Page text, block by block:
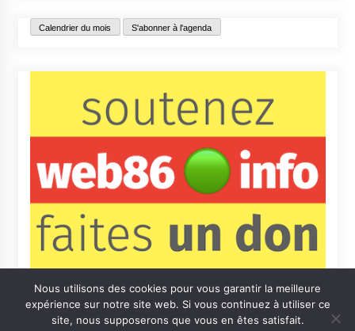
Calendrier du mois S'abonner à l'agenda
Nous utilisons des cookies pour vous garantir la meilleure
expérience sur notre site web. Si vous continuez à utiliser ce
site, nous supposerons que vous en êtes satisfait.